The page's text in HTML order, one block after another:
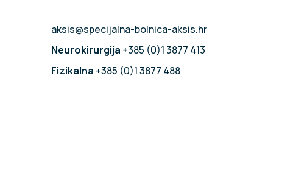
aksis@specijalna-bolnica-aksis.hr
Neurokirurgija +385 (0)1 3877 413
Fizikalna +385 (0)1 3877 488